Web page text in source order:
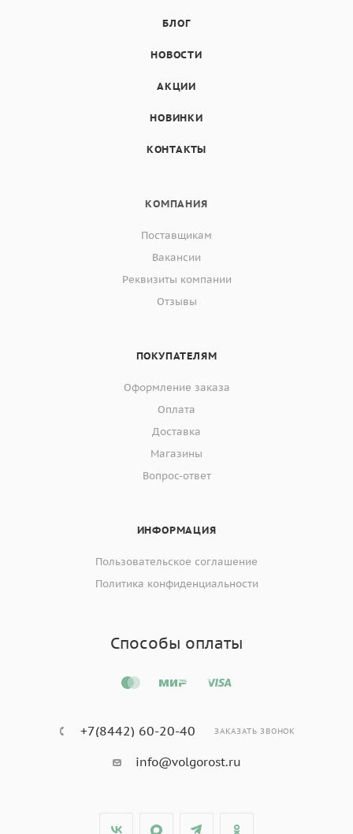
БЛОГ
НОВОСТИ
АКЦИИ
НОВИНКИ
КОНТАКТЫ
КОМПАНИЯ
Поставщикам
Вакансии
Реквизиты компании
Отзывы
ПОКУПАТЕЛЯМ
Оформление заказа
Оплата
Доставка
Магазины
Вопрос-ответ
ИНФОРМАЦИЯ
Пользовательское соглашение
Политика конфиденциальности
Способы оплаты
+7(8442) 60-20-40 ЗАКАЗАТЬ ЗВОНОК
info@volgorost.ru